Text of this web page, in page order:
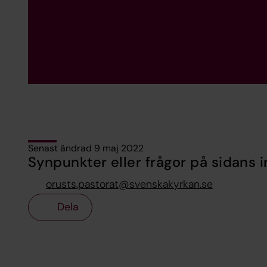
Senast ändrad 9 maj 2022
Synpunkter eller frågor på sidans
orusts.pastorat@svenskakyrkan.se
Dela